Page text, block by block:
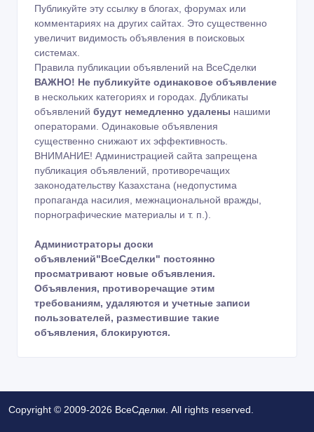
Публикуйте эту ссылку в блогах, форумах или
комментариях на других сайтах. Это существенно
увеличит видимость объявления в поисковых
системах.
Правила публикации объявлений на ВсеСделки
ВАЖНО! Не публикуйте одинаковое объявление
в нескольких категориях и городах. Дубликаты
объявлений будут немедленно удалены нашими
операторами. Одинаковые объявления
существенно снижают их эффективность.
ВНИМАНИЕ! Администрацией сайта запрещена
публикация объявлений, противоречащих
законодательству Казахстана (недопустима
пропаганда насилия, межнациональной вражды,
порнографические материалы и т. п.).
Администраторы доски
объявлений"ВсеСделки" постоянно
просматривают новые объявления.
Объявления, противоречащие этим
требованиям, удаляются и учетные записи
пользователей, разместившие такие
объявления, блокируются.
Copyright © 2009-2026 ВсеСделки. All rights reserved.